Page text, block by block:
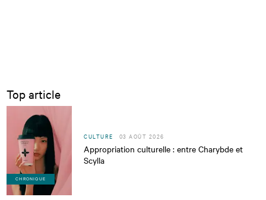
Top article
CHRONIQUE
CULTURE 03 AOÛT 2026
Appropriation culturelle : entre Charybde et
Scylla